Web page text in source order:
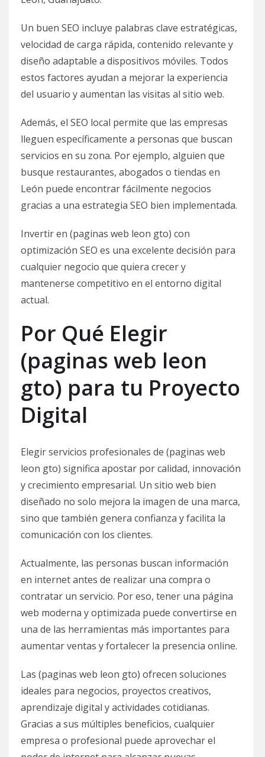
Un buen SEO incluye palabras clave estratégicas,
velocidad de carga rápida, contenido relevante y
diseño adaptable a dispositivos móviles. Todos
estos factores ayudan a mejorar la experiencia
del usuario y aumentan las visitas al sitio web.
Además, el SEO local permite que las empresas
lleguen específicamente a personas que buscan
servicios en su zona. Por ejemplo, alguien que
busque restaurantes, abogados o tiendas en
León puede encontrar fácilmente negocios
gracias a una estrategia SEO bien implementada.
Invertir en (paginas web leon gto) con
optimización SEO es una excelente decisión para
cualquier negocio que quiera crecer y
mantenerse competitivo en el entorno digital
actual.
Por Qué Elegir
(paginas web leon
gto) para tu Proyecto
Digital
Elegir servicios profesionales de (paginas web
leon gto) significa apostar por calidad, innovación
y crecimiento empresarial. Un sitio web bien
diseñado no solo mejora la imagen de una marca,
sino que también genera confianza y facilita la
comunicación con los clientes.
Actualmente, las personas buscan información
en internet antes de realizar una compra o
contratar un servicio. Por eso, tener una página
web moderna y optimizada puede convertirse en
una de las herramientas más importantes para
aumentar ventas y fortalecer la presencia online.
Las (paginas web leon gto) ofrecen soluciones
ideales para negocios, proyectos creativos,
aprendizaje digital y actividades cotidianas.
Gracias a sus múltiples beneficios, cualquier
empresa o profesional puede aprovechar el